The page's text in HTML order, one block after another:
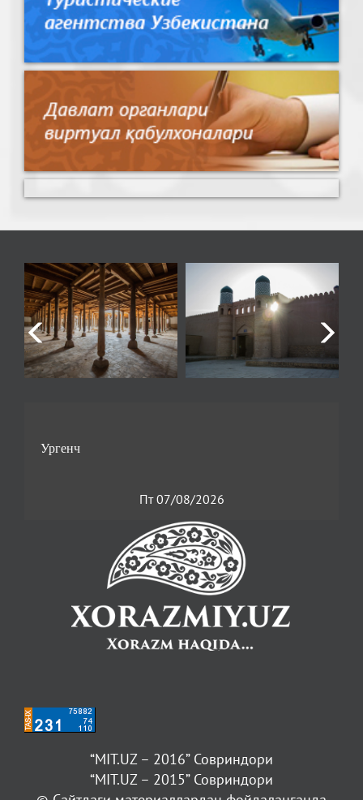
Пт 07/08/2026
“MIT.UZ – 2016” Совриндори
“MIT.UZ – 2015” Совриндори